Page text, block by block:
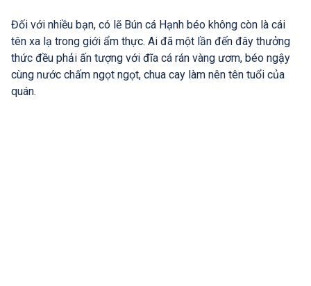
Đối với nhiều bạn, có lẽ Bún cá Hạnh béo không còn là cái
tên xa lạ trong giới ẩm thực. Ai đã một lần đến đây thưởng
thức đều phải ấn tượng với đĩa cá rán vàng ươm, béo ngậy
cùng nước chấm ngọt ngọt, chua cay làm nên tên tuổi của
quán.